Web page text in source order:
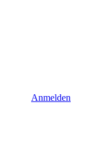
Anmelden